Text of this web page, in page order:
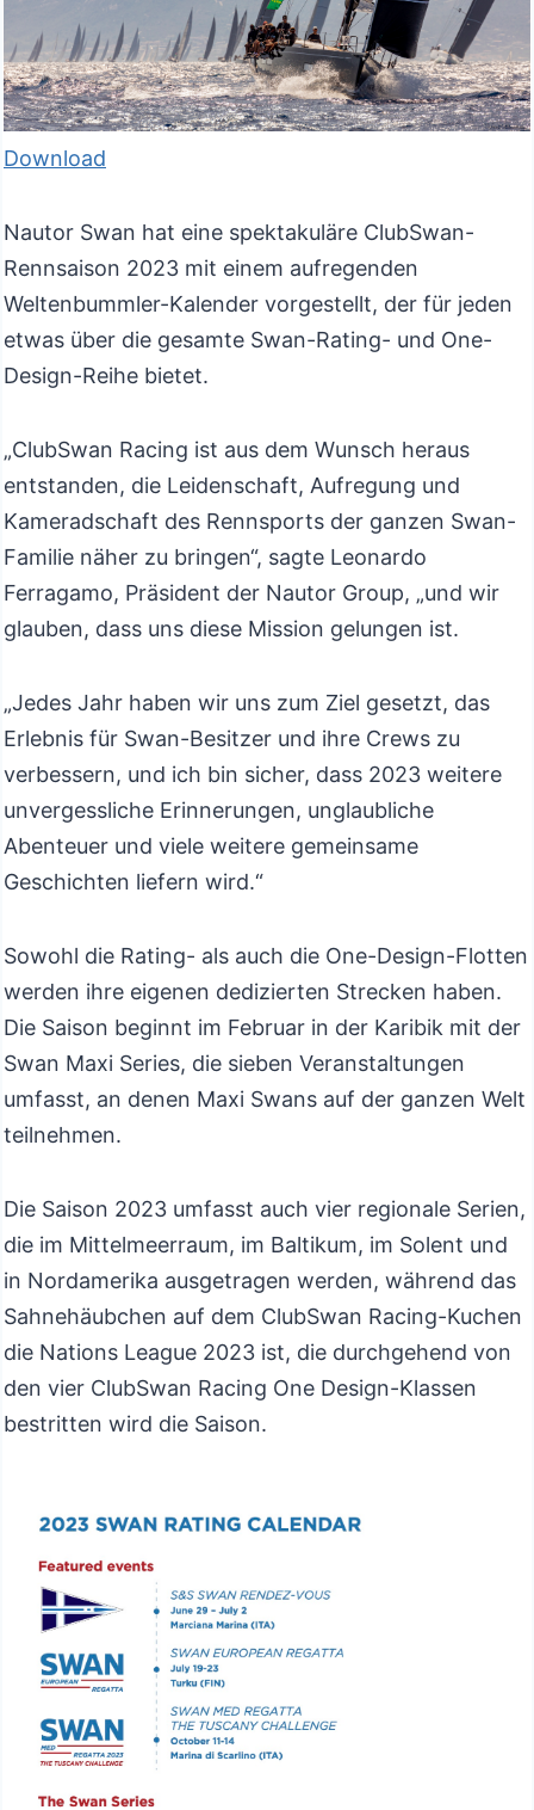
Download
Nautor Swan hat eine spektakuläre ClubSwan-
Rennsaison 2023 mit einem aufregenden
Weltenbummler-Kalender vorgestellt, der für jeden
etwas über die gesamte Swan-Rating- und One-
Design-Reihe bietet.
„ClubSwan Racing ist aus dem Wunsch heraus
entstanden, die Leidenschaft, Aufregung und
Kameradschaft des Rennsports der ganzen Swan-
Familie näher zu bringen“, sagte Leonardo
Ferragamo, Präsident der Nautor Group, „und wir
glauben, dass uns diese Mission gelungen ist.
„Jedes Jahr haben wir uns zum Ziel gesetzt, das
Erlebnis für Swan-Besitzer und ihre Crews zu
verbessern, und ich bin sicher, dass 2023 weitere
unvergessliche Erinnerungen, unglaubliche
Abenteuer und viele weitere gemeinsame
Geschichten liefern wird.“
Sowohl die Rating- als auch die One-Design-Flotten
werden ihre eigenen dedizierten Strecken haben.
Die Saison beginnt im Februar in der Karibik mit der
Swan Maxi Series, die sieben Veranstaltungen
umfasst, an denen Maxi Swans auf der ganzen Welt
teilnehmen.
Die Saison 2023 umfasst auch vier regionale Serien,
die im Mittelmeerraum, im Baltikum, im Solent und
in Nordamerika ausgetragen werden, während das
Sahnehäubchen auf dem ClubSwan Racing-Kuchen
die Nations League 2023 ist, die durchgehend von
den vier ClubSwan Racing One Design-Klassen
bestritten wird die Saison.